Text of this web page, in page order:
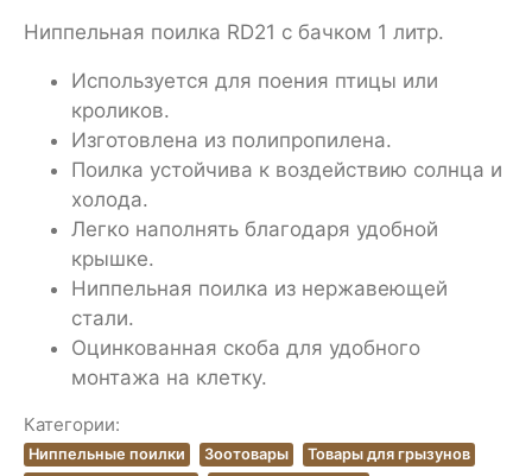
Ниппельная поилка RD21 с бачком 1 литр.
Используется для поения птицы или
кроликов.
Изготовлена из полипропилена.
Поилка устойчива к воздействию солнца и
холода.
Легко наполнять благодаря удобной
крышке.
Ниппельная поилка из нержавеющей
стали.
Оцинкованная скоба для удобного
монтажа на клетку.
Категории:
Ниппельные поилки Зоотовары
Товары для грызунов